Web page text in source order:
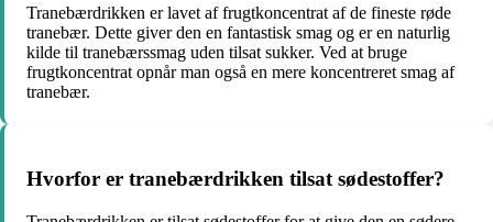
Tranebærdrikken er lavet af frugtkoncentrat af de fineste røde
tranebær. Dette giver den en fantastisk smag og er en naturlig
kilde til tranebærssmag uden tilsat sukker. Ved at bruge
frugtkoncentrat opnår man også en mere koncentreret smag af
tranebær.
Hvorfor er tranebærdrikken tilsat sødestoffer?